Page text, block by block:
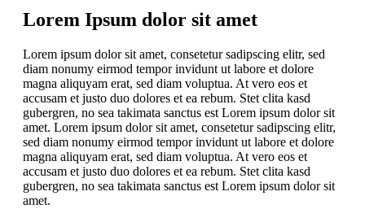
Lorem Ipsum dolor sit amet
Lorem ipsum dolor sit amet, consetetur sadipscing elitr, sed
diam nonumy eirmod tempor invidunt ut labore et dolore
magna aliquyam erat, sed diam voluptua. At vero eos et
accusam et justo duo dolores et ea rebum. Stet clita kasd
gubergren, no sea takimata sanctus est Lorem ipsum dolor sit
amet. Lorem ipsum dolor sit amet, consetetur sadipscing elitr,
sed diam nonumy eirmod tempor invidunt ut labore et dolore
magna aliquyam erat, sed diam voluptua. At vero eos et
accusam et justo duo dolores et ea rebum. Stet clita kasd
gubergren, no sea takimata sanctus est Lorem ipsum dolor sit
amet.